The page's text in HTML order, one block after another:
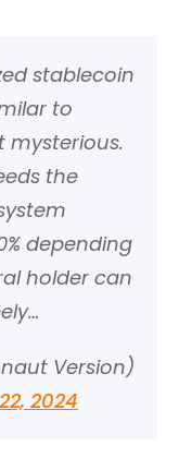
stablecoin
to
mysterious.
the
depending
holder can
Version)
2024